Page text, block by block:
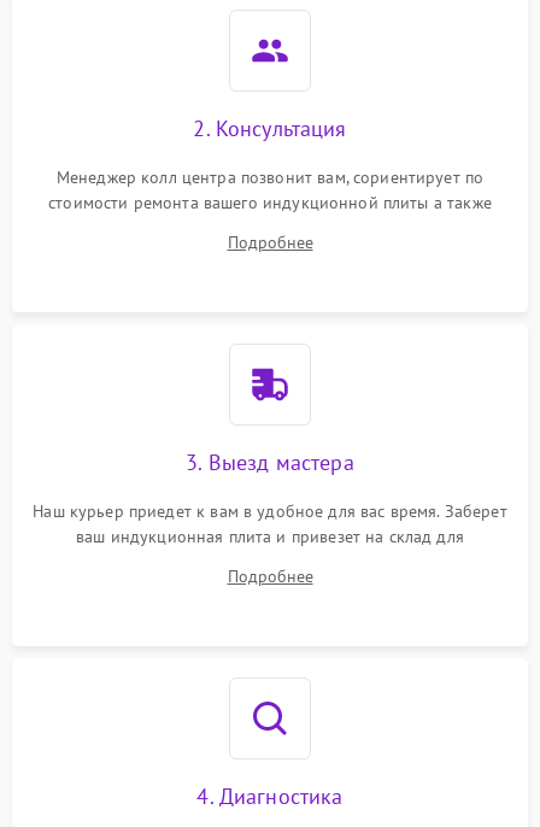
2. Консультация
Менеджер колл центра позвонит вам, сориентирует по
стоимости ремонта вашего индукционной плиты а также
Подробнее
3. Выезд мастера
Наш курьер приедет к вам в удобное для вас время. Заберет
ваш индукционная плита и привезет на склад для
Подробнее
4. Диагностика